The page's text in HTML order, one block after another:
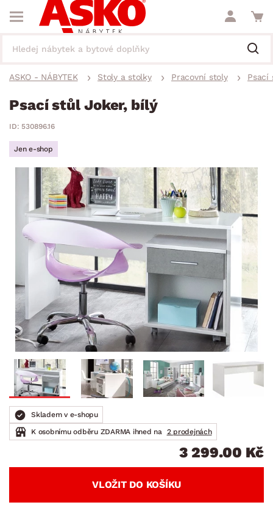
ASKO - NÁBYTEK Stoly a stolky Pracovní stoly Psací
Psací stůl Joker, bílý
ID: 530896.16
Jen e-shop
Skladem v e-shopu
K osobnímu odběru ZDARMA ihned na
2 prodejnách
3 299.00 Kč
VLOŽIT DO KOŠÍKU